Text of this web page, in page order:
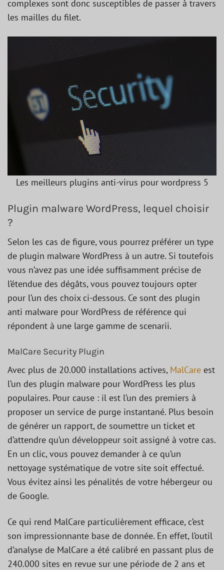
complexes sont donc susceptibles de passer à travers
les mailles du filet.
Les meilleurs plugins anti-virus pour wordpress 5
Plugin malware WordPress, lequel choisir
?
Selon les cas de figure, vous pourrez préférer un type
de plugin malware WordPress à un autre. Si toutefois
vous n’avez pas une idée suffisamment précise de
l’étendue des dégâts, vous pouvez toujours opter
pour l’un des choix ci-dessous. Ce sont des plugin
anti malware pour WordPress de référence qui
répondent à une large gamme de scenarii.
MalCare Security Plugin
Avec plus de 20.000 installations actives, MalCare est
l’un des plugin malware pour WordPress les plus
populaires. Pour cause : il est l’un des premiers à
proposer un service de purge instantané. Plus besoin
de générer un rapport, de soumettre un ticket et
d’attendre qu’un développeur soit assigné à votre cas.
En un clic, vous pouvez demander à ce qu’un
nettoyage systématique de votre site soit effectué.
Vous évitez ainsi les pénalités de votre hébergeur ou
de Google.
Ce qui rend MalCare particulièrement efficace, c’est
son impressionnante base de donnée. En effet, l’outil
d’analyse de MalCare a été calibré en passant plus de
240.000 sites en revue sur une période de 2 ans et